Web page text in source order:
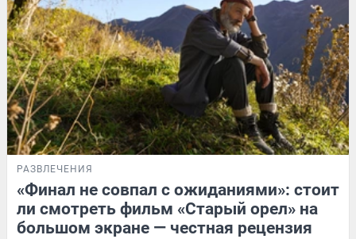
РАЗВЛЕЧЕНИЯ
«Финал не совпал с ожиданиями»: стоит
ли смотреть фильм «Старый орел» на
большом экране — честная рецензия